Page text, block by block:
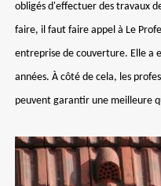
obligés d'effectuer des travaux
faire, il faut faire appel à Le
entreprise de couverture. Elle a
années. À côté de cela, les
peuvent garantir une meilleure